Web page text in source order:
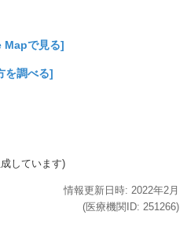
で見る]
を調べる]
しています)
情報更新日時: 2022年2月
(医療機関ID: 251266)